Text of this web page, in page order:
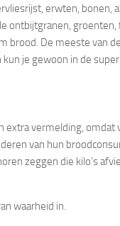
erwten, bonen,
ontbijtgranen, groenten,
brood. De meeste van
je gewoon in de
extra vermelding, omdat
van hun
zeggen die kilo’s
waarheid in.